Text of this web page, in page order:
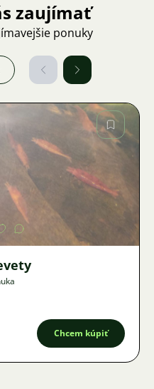
zaujímať
ponuky
Chcem kúpiť